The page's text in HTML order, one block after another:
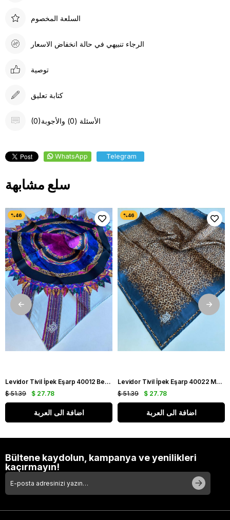
السلعة المخصوم
الرجاء تنبيهي في حالة انخفاض الاسعار
توصية
كتابة تعليق
(0)الأسئلة (0) والأجوبة
WhatsApp Telegram
سلع مشابهة
Levidor Tivil İpek Eşarp 40012 Beyaz Karışık Desen
$ 27.78
$ 51.39
اضافة الى العربة
Levidor Tivil İpek Eşarp 40022 Mavi Karışık Desen
$ 27.78
$ 51.39
اضافة الى العربة
Bültene kaydolun, kampanya ve yenilikleri
kaçırmayın!